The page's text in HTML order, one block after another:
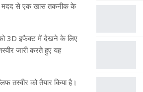
मदद से एक खास तकनीक के
3D इफैक्ट में देखने के लिए
जारी करते हुए यह
तस्वीर को तैयार किया है।